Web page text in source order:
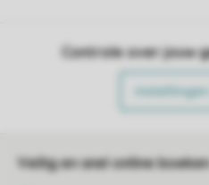
Controle over jouw
Veilig en snel online